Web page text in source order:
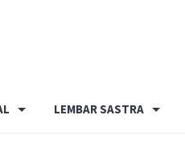
LEMBAR SASTRA